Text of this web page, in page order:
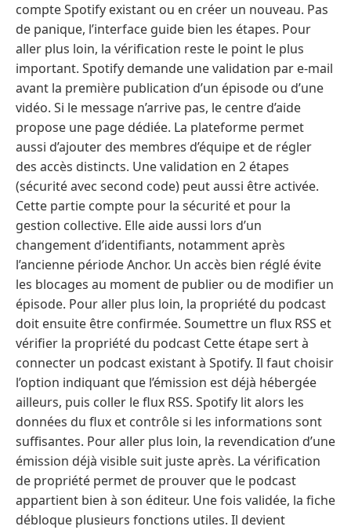
compte Spotify existant ou en créer un nouveau. Pas
de panique, l’interface guide bien les étapes. Pour
aller plus loin, la vérification reste le point le plus
important. Spotify demande une validation par e-mail
avant la première publication d’un épisode ou d’une
vidéo. Si le message n’arrive pas, le centre d’aide
propose une page dédiée. La plateforme permet
aussi d’ajouter des membres d’équipe et de régler
des accès distincts. Une validation en 2 étapes
(sécurité avec second code) peut aussi être activée.
Cette partie compte pour la sécurité et pour la
gestion collective. Elle aide aussi lors d’un
changement d’identifiants, notamment après
l’ancienne période Anchor. Un accès bien réglé évite
les blocages au moment de publier ou de modifier un
épisode. Pour aller plus loin, la propriété du podcast
doit ensuite être confirmée. Soumettre un flux RSS et
vérifier la propriété du podcast Cette étape sert à
connecter un podcast existant à Spotify. Il faut choisir
l’option indiquant que l’émission est déjà hébergée
ailleurs, puis coller le flux RSS. Spotify lit alors les
données du flux et contrôle si les informations sont
suffisantes. Pour aller plus loin, la revendication d’une
émission déjà visible suit juste après. La vérification
de propriété permet de prouver que le podcast
appartient bien à son éditeur. Une fois validée, la fiche
débloque plusieurs fonctions utiles. Il devient